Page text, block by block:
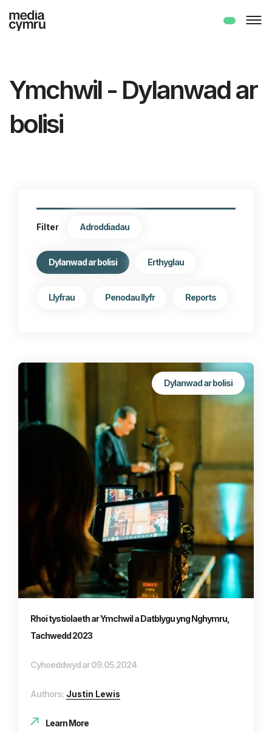
Ymchwil - Dylanwad ar
bolisi
Filter Adroddiadau
Dylanwad ar bolisi Erthyglau
Llyfrau Penodau llyfr Reports
Dylanwad ar bolisi
Rhoi tystiolaeth ar Ymchwil a Datblygu yng Nghymru,
Tachwedd 2023
Cyhoeddwyd ar 09.05.2024
Authors: Justin Lewis
Learn More